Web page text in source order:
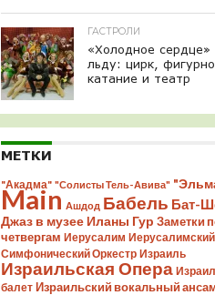
ГАСТРОЛИ
«Холодное сердце»
льду: цирк,
катание и театр
МЕТКИ
"Акадма" "Солисты Тель-Авива"
Main Ашдод Бабель Бат-
Джаз в музее Иланы Гур Заметки
четвергам Иерусалим Иерусалимский
Симфонический Оркестр Израиль
Израильская Опера
балет Израильский вокальный